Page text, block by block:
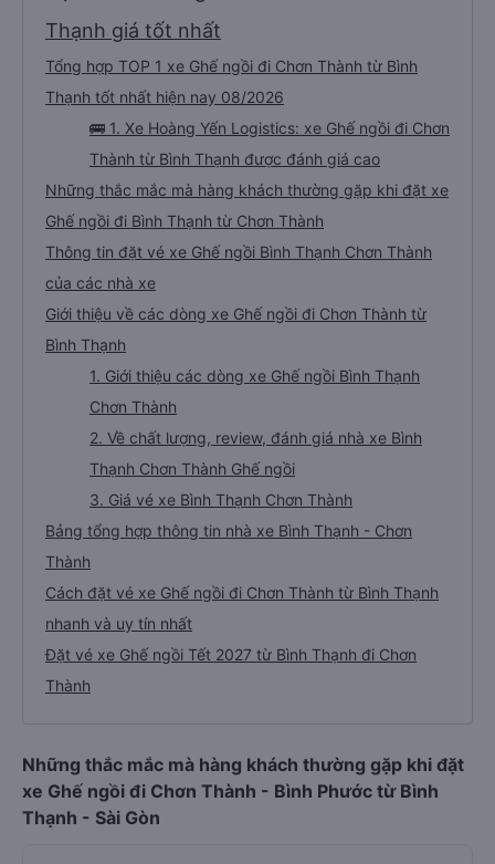
Thạnh giá tốt nhất
Tổng hợp TOP 1 xe Ghế ngồi đi Chơn Thành từ Bình
Thạnh tốt nhất hiện nay 08/2026
🚌 1. Xe Hoàng Yến Logistics: xe Ghế ngồi đi Chơn
Thành từ Bình Thạnh được đánh giá cao
Những thắc mắc mà hàng khách thường gặp khi đặt xe
Ghế ngồi đi Bình Thạnh từ Chơn Thành
Thông tin đặt vé xe Ghế ngồi Bình Thạnh Chơn Thành
của các nhà xe
Giới thiệu về các dòng xe Ghế ngồi đi Chơn Thành từ
Bình Thạnh
1. Giới thiệu các dòng xe Ghế ngồi Bình Thạnh
Chơn Thành
2. Về chất lượng, review, đánh giá nhà xe Bình
Thạnh Chơn Thành Ghế ngồi
3. Giá vé xe Bình Thạnh Chơn Thành
Bảng tổng hợp thông tin nhà xe Bình Thạnh - Chơn
Thành
Cách đặt vé xe Ghế ngồi đi Chơn Thành từ Bình Thạnh
nhanh và uy tín nhất
Đặt vé xe Ghế ngồi Tết 2027 từ Bình Thạnh đi Chơn
Thành
Những thắc mắc mà hàng khách thường gặp khi đặt
xe Ghế ngồi đi Chơn Thành - Bình Phước từ Bình
Thạnh - Sài Gòn